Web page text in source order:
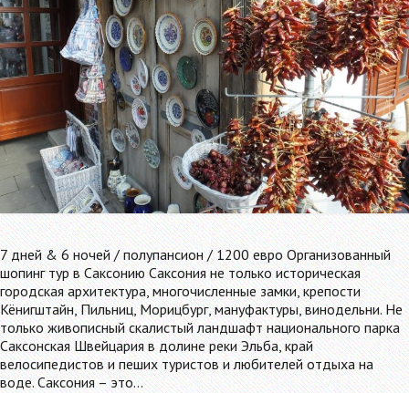
7 дней & 6 ночей / полупансион / 1200 евро Организованный
шопинг тур в Саксонию Саксония не только историческая
городская архитектура, многочисленные замки, крепости
Кёнигштайн, Пильниц, Морицбург, мануфактуры, винодельни. Не
только живописный скалистый ландшафт национального парка
Саксонская Швейцария в долине реки Эльба, край
велосипедистов и пеших туристов и любителей отдыха на
воде. Саксония – это…